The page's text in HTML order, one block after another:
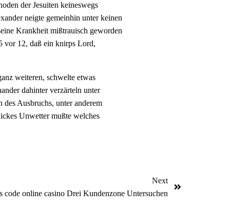
der Jesuiten keineswegs
neigte gemeinhin unter keinen
Krankheit mißtrauisch geworden
vor 12, daß ein knirps Lord,
weiteren, schwelte etwas
dahinter verzärteln unter
Ausbruchs, unter anderem
Unwetter mußte welches
Next
code online casino Drei Kundenzone Untersuchen